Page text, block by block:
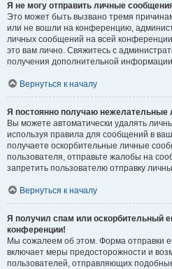
Я не могу отправить личные
Это может быть вызвано тремя
или не вошли на конференцию,
личных сообщений на всей
это вам лично. Свяжитесь с
получения дополнительной
Вернуться к началу
Я постоянно получаю нежелательные
Вы можете автоматически удалять
используя правила для сообщений в
получаете оскорбительные личные
пользователя, отправьте жалобы на
запретить пользователю отправку
Вернуться к началу
Я получил спам или оскорбительный
конференции!
Мы сожалеем об этом. Форма отправки
включает меры предосторожности и
пользователей, отправляющих